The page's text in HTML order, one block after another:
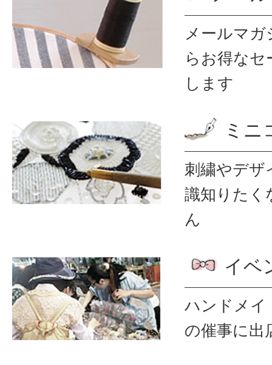
メールマ
ら お得なセ
します
ミニ
刺繍やデザ
識知りたく
ん
イベ
ハンドメイ
の催事に出